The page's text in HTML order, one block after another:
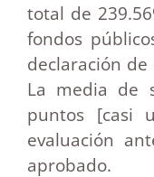
total de
fondos
declaración
La media de
puntos [casi
evaluación
aprobado.